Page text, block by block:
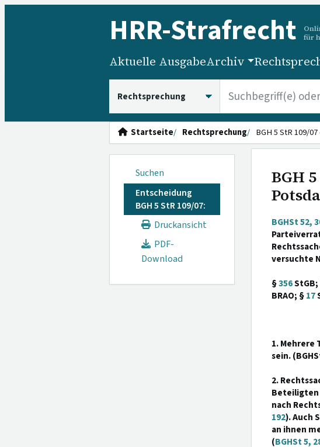
HRR-Strafrecht
für
Aktuelle AusgabeArchiv
Startseite Rechtsprechung BGH 5 StR 109/
Suchen
Entscheidung
BGH 5 StR 109/07:
Druckansicht
PDF-
Download
BGH
BGHSt 52,
versuchte
§356StGB;
BRAO; §17
1.
sein.
2.
Beteiligten
nach
192). Auch
an ihnen
(BGHSt 5,